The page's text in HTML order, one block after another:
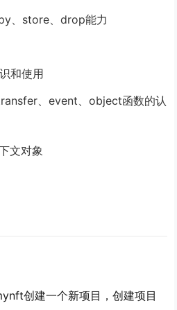
、store、drop能力
和使用
、event、object函数的认
文对象
创建一个新项目，创建项目